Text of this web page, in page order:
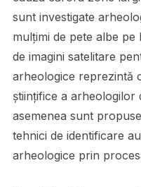
sunt investigate
mulţimi de pete albe
de imagini satelitare
arheologice reprezintă
ştiinţifice a arheologilor
asemenea sunt
tehnici de identificare
arheologice prin